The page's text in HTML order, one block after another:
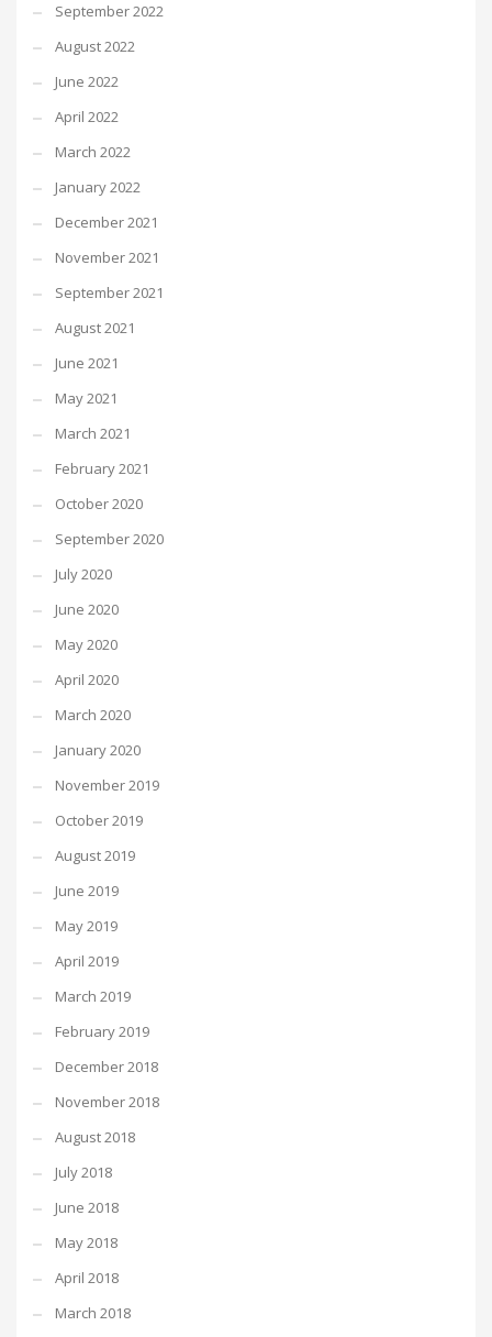
September 2022
August 2022
June 2022
April 2022
March 2022
January 2022
December 2021
November 2021
September 2021
August 2021
June 2021
May 2021
March 2021
February 2021
October 2020
September 2020
July 2020
June 2020
May 2020
April 2020
March 2020
January 2020
November 2019
October 2019
August 2019
June 2019
May 2019
April 2019
March 2019
February 2019
December 2018
November 2018
August 2018
July 2018
June 2018
May 2018
April 2018
March 2018